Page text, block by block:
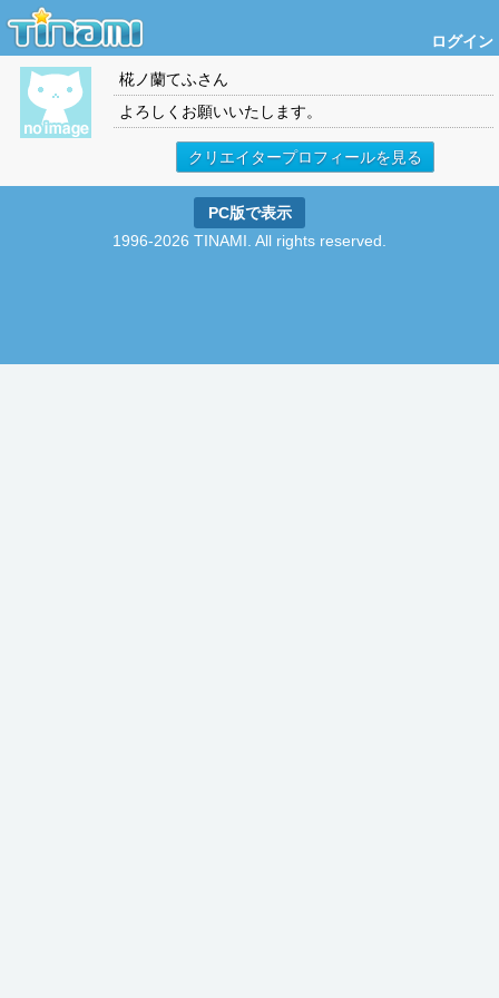
ログイン
椛ノ蘭てふさん
よろしくお願いいたします。
クリエイタープロフィールを見る
PC版で表示
1996-2026 TINAMI. All rights reserved.